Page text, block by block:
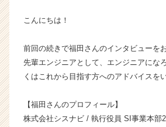
ン
チ
ャ
成
長
こんにちは！
前回の続きで福田さんのインタビューを
先輩エンジニアとして、エンジニアにな
くはこれから目指す方へのアドバイスを
【福田さんのプロフィール】
株式会社シスナビ / 執行役員 SI事業本部